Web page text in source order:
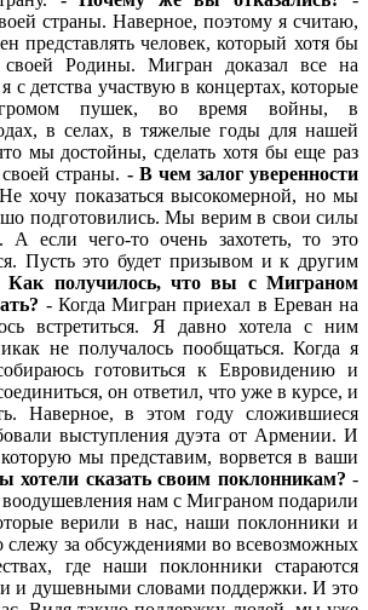
страны. Наверное, поэтому я считаю,
представлять человек, который хотя бы
своей Родины. Мигран доказал все на
детства участвую в концертах, которые
пушек, во время войны, в
в селах, в тяжелые годы для нашей
мы достойны, сделать хотя бы еще раз
страны. - В чем залог уверенности
хочу показаться высокомерной, но мы
подготовились. Мы верим в свои силы
если чего-то очень захотеть, то это
Пусть это будет призывом и к другим
Как получилось, что вы с Миграном
- Когда Мигран приехал в Ереван на
встретиться. Я давно хотела с ним
не получалось пообщаться. Когда я
готовиться к Евровидению и
он ответил, что уже в курсе, и
Наверное, в этом году сложившиеся
выступления дуэта от Армении. И
мы представим, ворвется в ваши
хотели сказать своим поклонникам? -
нам с Миграном подарили
верили в нас, наши поклонники и
слежу за обсуждениями во всевозможных
где наши поклонники стараются
и душевными словами поддержки. И это